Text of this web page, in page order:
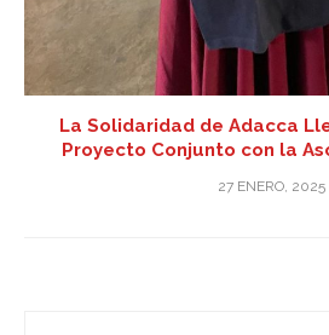
La Solidaridad de Adacca
Proyecto Conjunto con la
27 ENERO, 2025